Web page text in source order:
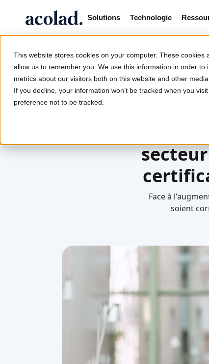
This website stores cookies on your computer. These
allow us to remember you. We use this information in order
metrics about our visitors both on this website and other
If you decline, your information won’t be tracked when you
preference not to be tracked.
Solutions Technologie
Home / Services / Interprétation /
Face à
soient